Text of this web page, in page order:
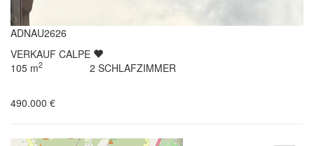
ADNAU2626
VERKAUF CALPE
105 m2 2 SCHLAFZIMMER
490.000 €